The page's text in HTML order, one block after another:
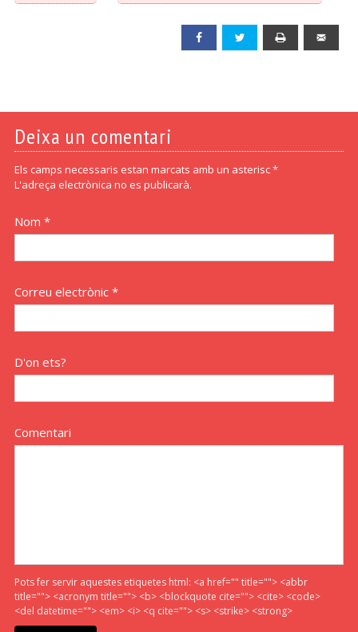
Facebook Twitter
Deixa un comentari
Els camps necessaris estan marcats amb un asterisc *
L'adreça electrònica no es publicarà.
Nom *
Correu electrònic *
D'on ets?
Comentari
Pots fer servir aquestes etiquetes html: <a href="" title=""> <abbr
title=""> <acronym title=""> <b> <blockquote cite=""> <cite> <code>
<del datetime=""> <em> <i> <q cite=""> <s> <strike> <strong>